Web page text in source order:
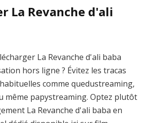
La Revanche d'ali
La Revanche d'ali baba
hors ligne ? Évitez les tracas
comme quedustreaming,
même papystreaming. Optez plutôt
La Revanche d'ali baba en